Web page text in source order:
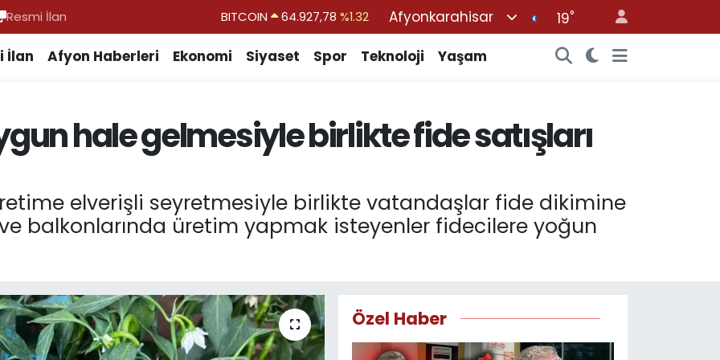
Resmi İlan DOLAR 47,5894%0.08
EURO
55,0398
%-0.02
BİST100
13.703 %11
Afyonkarahisar 19°
İlan Afyon Haberleri Ekonomi Siyaset Spor Teknoloji Yaşam
hale gelmesiyle birlikte fide satışları
elverişli seyretmesiyle birlikte vatandaşlar fide dikimine
balkonlarında üretim yapmak isteyenler fidecilere yoğun
Özel Haber